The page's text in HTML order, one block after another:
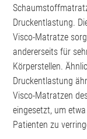
Druckentlastung.
Visco-Matratze
andererseits für
Körperstellen.
Druckentlastung
Visco-Matratzen
eingesetzt, um
Patienten zu